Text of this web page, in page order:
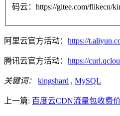
码云：https://gitee.com/flikecn/
阿里云官方活动： https://
腾讯云官方活动： https://
关键词： kingshard , MySQL
上一篇: 百度云CDN流量包收费